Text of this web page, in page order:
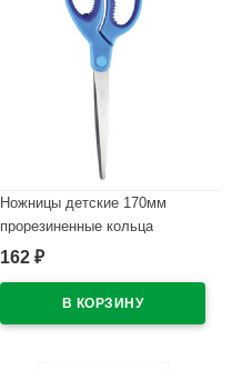
Ножницы детские 170мм
прорезиненные кольца
deVENTE Космо (Cosmo)
арт 8010314
162 ₽